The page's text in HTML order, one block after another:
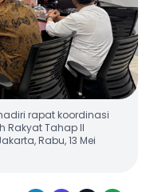
rapat koordinasi
Rakyat Tahap II
Rabu, 13 Mei